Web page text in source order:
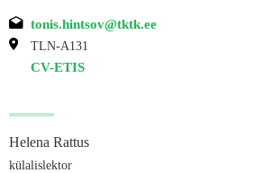
tonis.hintsov@tktk.ee
TLN-A131
CV-ETIS
Helena Rattus
külalislektor